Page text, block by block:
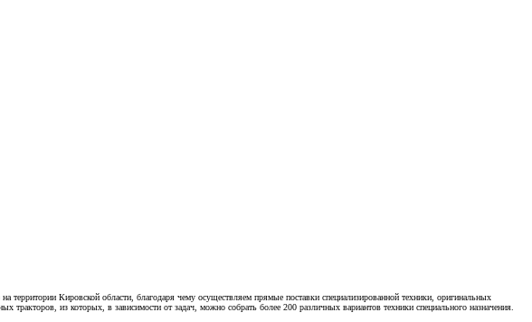
Кировской области, благодаря чему осуществляем прямые поставки специализированной техники, оригинальных
тракторов, из которых, в зависимости от задач, можно собрать более 200 различных вариантов техники специального назначения.